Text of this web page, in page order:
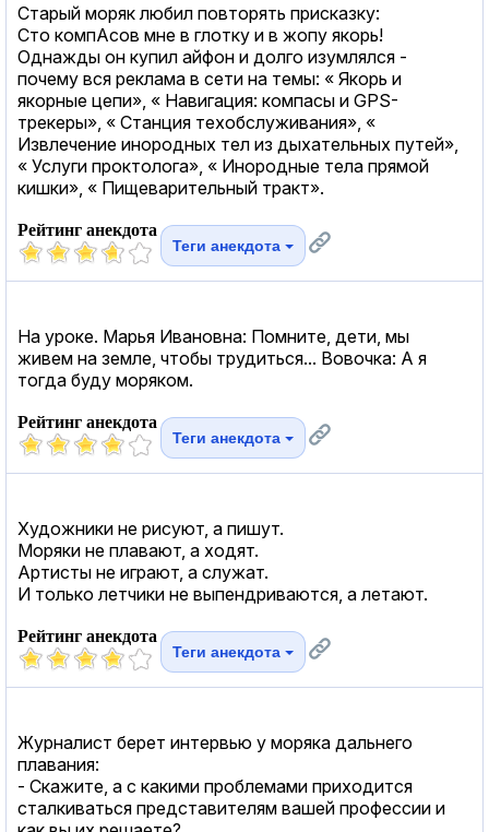
Старый моряк любил повторять присказку:
Сто компАсов мне в глотку и в жопу якорь!
Однажды он купил айфон и долго изумлялся -
почему вся реклама в сети на темы: « Якорь и
якорные цепи», « Навигация: компасы и GРS-
трекеры», « Станция техобслуживания», «
Извлечение инородных тел из дыхательных путей»,
« Услуги проктолога», « Инородные тела прямой
кишки», « Пищеварительный тракт».
Рейтинг анекдота
Теги анекдота
На уроке. Марья Ивановна: Помните, дети, мы
живем на земле, чтобы трудиться... Вовочка: А я
тогда буду моряком.
Рейтинг анекдота
Теги анекдота
Художники не рисуют, а пишут.
Моряки не плавают, а ходят.
Артисты не играют, а служат.
И только летчики не выпендриваются, а летают.
Рейтинг анекдота
Теги анекдота
Журналист берет интервью у моряка дальнего
плавания:
- Скажите, а с какими проблемами приходится
сталкиваться представителям вашей профессии и